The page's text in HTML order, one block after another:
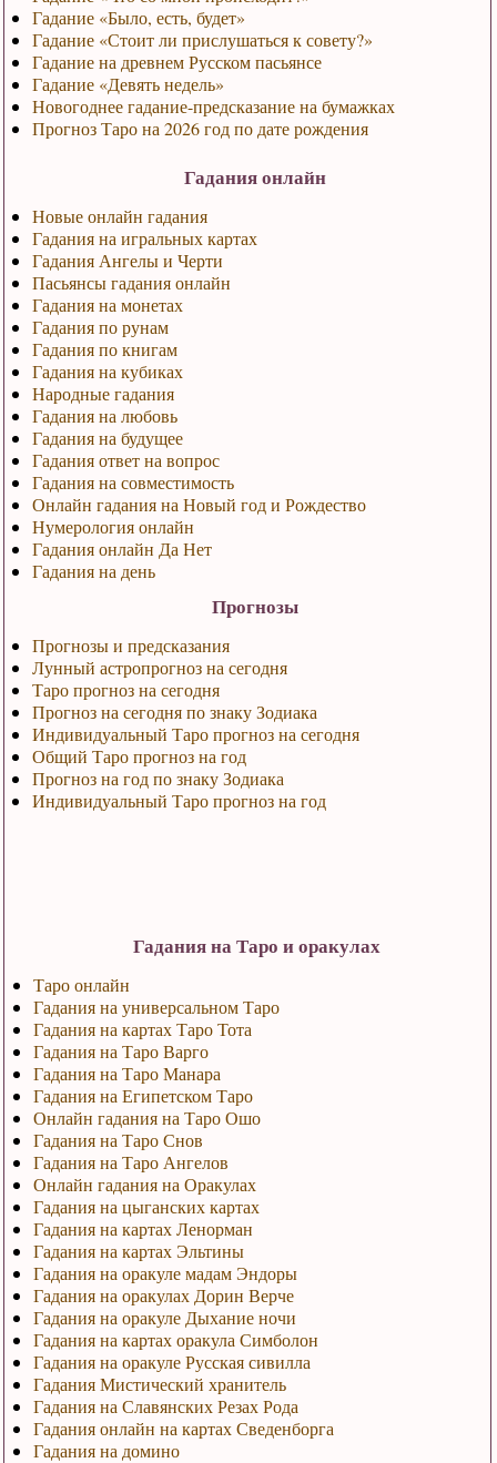
Гадание «Было, есть, будет»
Гадание «Стоит ли прислушаться к совету?»
Гадание на древнем Русском пасьянсе
Гадание «Девять недель»
Новогоднее гадание-предсказание на бумажках
Прогноз Таро на 2026 год по дате рождения
Гадания онлайн
Новые онлайн гадания
Гадания на игральных картах
Гадания Ангелы и Черти
Пасьянсы гадания онлайн
Гадания на монетах
Гадания по рунам
Гадания по книгам
Гадания на кубиках
Народные гадания
Гадания на любовь
Гадания на будущее
Гадания ответ на вопрос
Гадания на совместимость
Онлайн гадания на Новый год и Рождество
Нумерология онлайн
Гадания онлайн Да Нет
Гадания на день
Прогнозы
Прогнозы и предсказания
Лунный астропрогноз на сегодня
Таро прогноз на сегодня
Прогноз на сегодня по знаку Зодиака
Индивидуальный Таро прогноз на сегодня
Общий Таро прогноз на год
Прогноз на год по знаку Зодиака
Индивидуальный Таро прогноз на год
Гадания на Таро и оракулах
Таро онлайн
Гадания на универсальном Таро
Гадания на картах Таро Тота
Гадания на Таро Варго
Гадания на Таро Манара
Гадания на Египетском Таро
Онлайн гадания на Таро Ошо
Гадания на Таро Снов
Гадания на Таро Ангелов
Онлайн гадания на Оракулах
Гадания на цыганских картах
Гадания на картах Ленорман
Гадания на картах Эльтины
Гадания на оракуле мадам Эндоры
Гадания на оракулах Дорин Верче
Гадания на оракуле Дыхание ночи
Гадания на картах оракула Симболон
Гадания на оракуле Русская сивилла
Гадания Мистический хранитель
Гадания на Славянских Резах Рода
Гадания онлайн на картах Сведенборга
Гадания на домино